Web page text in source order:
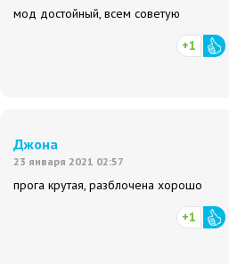
мод достойный, всем советую
+1
Джона
23 января 2021 02:57
прога крутая, разблочена хорошо
+1